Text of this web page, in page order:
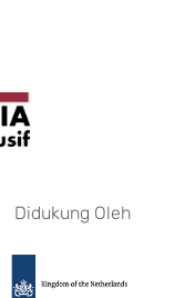
Didukung Oleh